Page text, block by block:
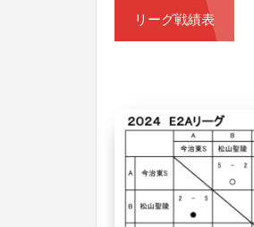
リーグ戦績表